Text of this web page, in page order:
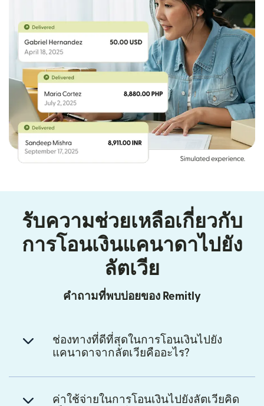
รับความช่วยเหลือเกี่ยวกับ
การโอนเงินแคนาดาไปยัง
ลัตเวีย
คำถามที่พบบ่อยของ Remitly
ช่องทางที่ดีที่สุดในการโอนเงินไปยัง
แคนาดาจากลัตเวียคืออะไร?
ค่าใช้จ่ายในการโอนเงินไปยังลัตเวียคิด